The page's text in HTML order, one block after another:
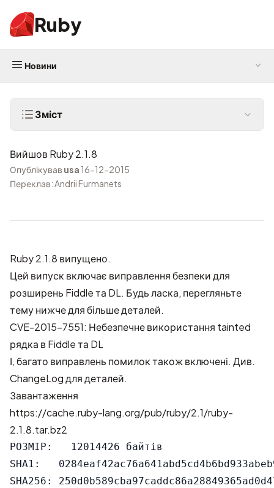
Ruby
Новини
Зміст
Вийшов Ruby 2.1.8
Опублікував usa 16-12-2015
Переклав: Andrii Furmanets
Ruby 2.1.8 випущено.
Цей випуск включає виправлення безпеки для
розширень Fiddle та DL. Будь ласка, перегляньте
тему нижче для більше деталей.
CVE-2015-7551: Небезпечне використання tainted
рядка в Fiddle та DL
І, багато виправлень помилок також включені. Див.
ChangeLogдля деталей.
Завантаження
https://cache.ruby-lang.org/pub/ruby/2.1/ruby-
2.1.8.tar.bz2
РОЗМІР:   12014426 байтів
SHA1:
SHA256: